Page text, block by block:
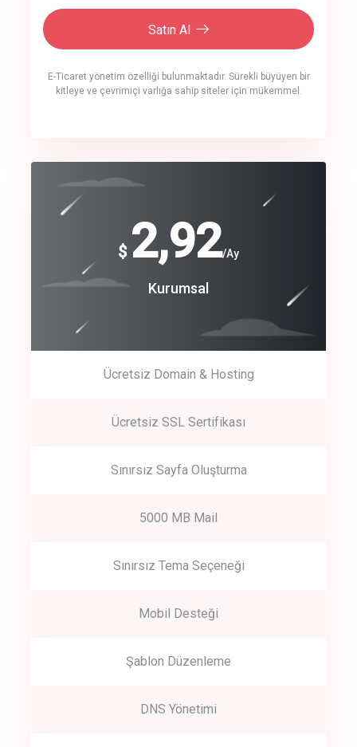
Satın Al
E-Ticaret yönetim özelliği bulunmaktadır. Sürekli büyüyen bir
kitleye ve çevrimiçi varlığa sahip siteler için mükemmel.
crm auto cync
track energy costs
Get Started
Start by trying our service for 30 days free trial no credit card
$ 2,92/Ay
Kurumsal
Ücretsiz Domain & Hosting
Ücretsiz SSL Sertifikası
Sınırsız Sayfa Oluşturma
5000 MB Mail
Sınırsız Tema Seçeneği
Mobil Desteği
Şablon Düzenleme
DNS Yönetimi
$
240
Coroprate